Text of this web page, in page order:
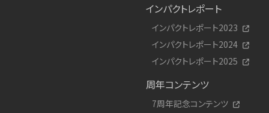
インパクトレポート
インパクトレポート2023
インパクトレポート2024
インパクトレポート2025
周年コンテンツ
7周年記念コンテンツ